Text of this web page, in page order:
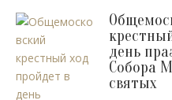
день
Собора
святых